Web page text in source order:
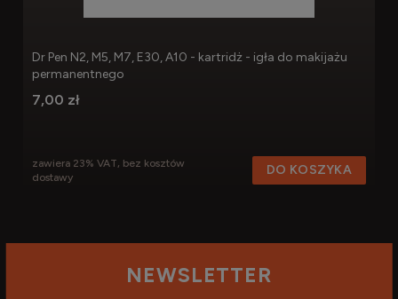
Dr Pen N2, M5, M7, E30, A10 - kartridż - igła do makijażu
permanentnego
7,00 zł
zawiera 23% VAT, bez kosztów
dostawy
DO KOSZYKA
NEWSLETTER